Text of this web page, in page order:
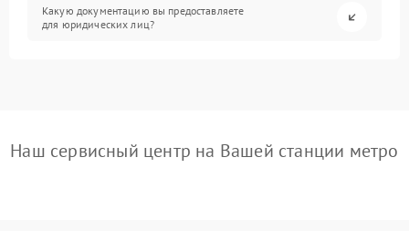
Какую документацию вы предоставляете
для юридических лиц?
Наш сервисный центр на Вашей станции метро